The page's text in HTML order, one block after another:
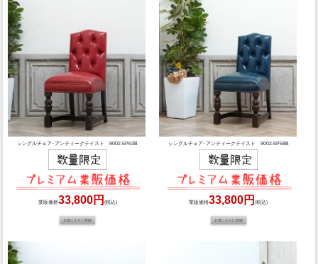
シングルチェア･アンティークテイスト 9002-5P63B
業販価格33,800円 (税込)
シングルチェア･アンティークテイスト 9002-5P58B
業販価格33,800円(税込)